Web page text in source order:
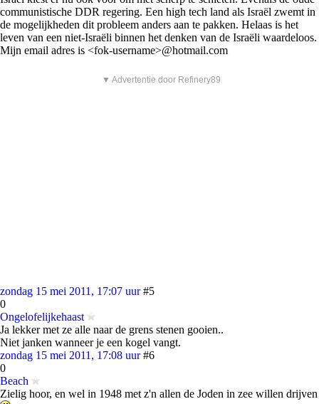
communistische DDR regering. Een high tech land als Israël zwemt in
de mogelijkheden dit probleem anders aan te pakken. Helaas is het
leven van een niet-Israëli binnen het denken van de Israëli waardeloos.
Mijn email adres is <fok-username>@hotmail.com
▼ Advertentie door Refinery89
zondag 15 mei 2011, 17:07 uur #5
0
Ongelofelijkehaast
Ja lekker met ze alle naar de grens stenen gooien..
Niet janken wanneer je een kogel vangt.
zondag 15 mei 2011, 17:08 uur #6
0
Beach
Zielig hoor, en wel in 1948 met z'n allen de Joden in zee willen drijven